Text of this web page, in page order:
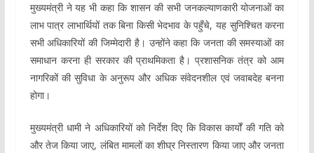
मुख्यमंत्री ने यह भी कहा कि शासन की सभी जनकल्याणकारी योजनाओं का
लाभ पात्र लाभार्थियों तक बिना किसी भेदभाव के पहुँचे, यह सुनिश्चित करना
सभी अधिकारियों की जिम्मेदारी है। उन्होंने कहा कि जनता की समस्याओं का
समाधान करना ही सरकार की प्राथमिकता है। प्रशासनिक तंत्र को आम
नागरिकों की सुविधा के अनुरूप और अधिक संवेदनशील एवं जवाबदेह बनना
होगा।
मुख्यमंत्री धामी ने अधिकारियों को निर्देश दिए कि विकास कार्यों की गति को
और तेज किया जाए, लंबित मामलों का शीघ्र निस्तारण किया जाए और जनता